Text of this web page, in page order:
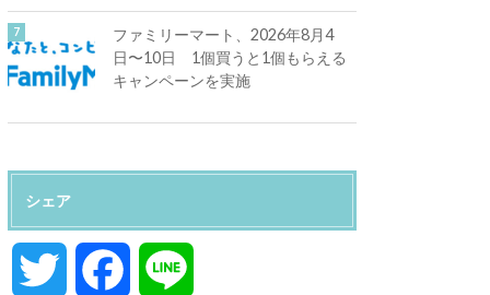
ファミリーマート、2026年8月4
日〜10日 1個買うと1個もらえる
キャンペーンを実施
シェア